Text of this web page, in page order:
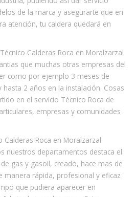
de la marca y asegurarte que en
atención, tu caldera quedará en
Calderas Roca en Moralzarzal
que muchas otras empresas del
como por ejemplo 3 meses de
2 años en la instalación. Cosas
en el servicio Técnico Roca de
empresas y comunidades
Calderas Roca en Moralzarzal
nuestros departamentos destaca el
gas y gasoil, creado, hace mas de
manera rápida, profesional y eficaz
que pudiera aparecer en